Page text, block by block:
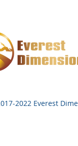
2022 Everest